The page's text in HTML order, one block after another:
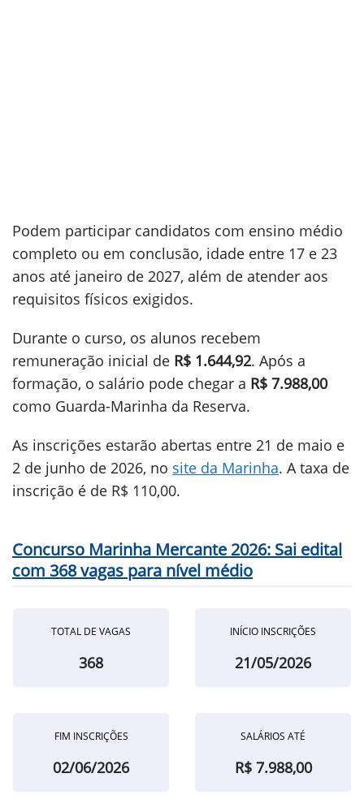
Podem participar candidatos com ensino médio
completo ou em conclusão, idade entre 17 e 23
anos até janeiro de 2027, além de atender aos
requisitos físicos exigidos.
Durante o curso, os alunos recebem
remuneração inicial de R$ 1.644,92. Após a
formação, o salário pode chegar a R$ 7.988,00
como Guarda-Marinha da Reserva.
As inscrições estarão abertas entre 21 de maio e
2 de junho de 2026, no site da Marinha. A taxa de
inscrição é de R$ 110,00.
Concurso Marinha Mercante 2026: Sai edital
com 368 vagas para nível médio
TOTAL DE VAGAS
368
INÍCIO INSCRIÇÕES
21/05/2026
FIM INSCRIÇÕES
02/06/2026
SALÁRIOS ATÉ
R$ 7.988,00